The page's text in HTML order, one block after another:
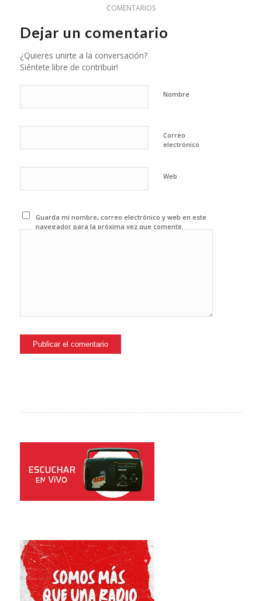
COMENTARIOS
Dejar un comentario
¿Quieres unirte a la conversación?
Siéntete libre de contribuir!
Nombre
Correo
electrónico
Web
Guarda mi nombre, correo electrónico y web en este
navegador para la próxima vez que comente.